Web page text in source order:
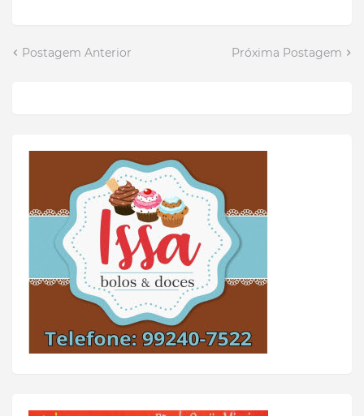
Postagem Anterior Próxima Postagem